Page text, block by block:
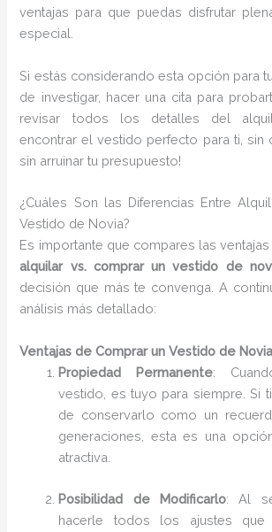
ventajas para que puedas disfrutar
especial.
Si estás considerando esta opción para
de investigar, hacer una cita para
revisar todos los detalles del
encontrar el vestido perfecto para ti, sin
sin arruinar tu presupuesto!
¿Cuáles Son las Diferencias Entre
Vestido de Novia?
Es importante que compares las
alquilar vs. comprar un vestido de
decisión que más te convenga. A
análisis más detallado:
Ventajas de Comprar un Vestido de
Propiedad Permanente:
vestido, es tuyo para siempre. Si
de conservarlo como un
generaciones, esta es una
atractiva.
Posibilidad de Modificarlo: Al
hacerle todos los ajustes que